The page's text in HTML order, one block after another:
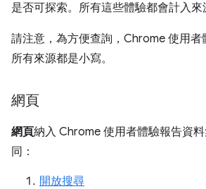
是否可探索。所有這些體驗都會計入來
請注意，為方便查詢，Chrome 使用者
所有來源都是小寫。
網頁
網頁納入 Chrome 使用者體驗報告資
同：
開放搜尋